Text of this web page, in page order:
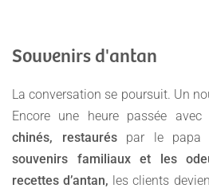
Souvenirs d'antan
La conversation se poursuit. Un
Encore une heure passée
chinés, restauréspar le papa
souvenirs familiaux et les
recettes d’antan, les clients